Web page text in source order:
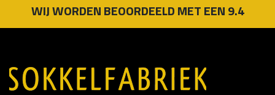
WIJ WORDEN BEOORDEELD MET EEN 9.4